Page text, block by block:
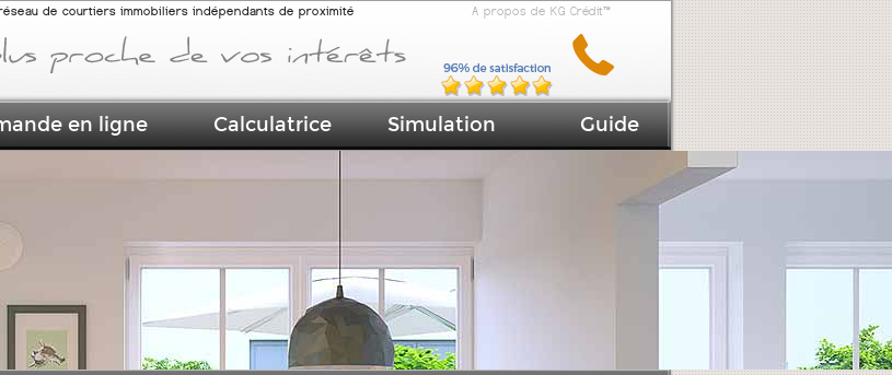
de courtiers immobiliers indépendants de proximité A propos de KG Crédit™
en ligne Calculatrice Simulation Guide